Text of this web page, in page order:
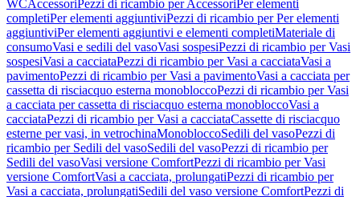
WCAccessoriPezzi di ricambio per AccessoriPer elementi
completiPer elementi aggiuntiviPezzi di ricambio per Per elementi
aggiuntiviPer elementi aggiuntivi e elementi completiMateriale di
consumoVasi e sedili del vasoVasi sospesiPezzi di ricambio per Vasi
sospesiVasi a cacciataPezzi di ricambio per Vasi a cacciataVasi a
pavimentoPezzi di ricambio per Vasi a pavimentoVasi a cacciata per
cassetta di risciacquo esterna monobloccoPezzi di ricambio per Vasi
a cacciata per cassetta di risciacquo esterna monobloccoVasi a
cacciataPezzi di ricambio per Vasi a cacciataCassette di risciacquo
esterne per vasi, in vetrochinaMonobloccoSedili del vasoPezzi di
ricambio per Sedili del vasoSedili del vasoPezzi di ricambio per
Sedili del vasoVasi versione ComfortPezzi di ricambio per Vasi
versione ComfortVasi a cacciata, prolungatiPezzi di ricambio per
Vasi a cacciata, prolungatiSedili del vaso versione ComfortPezzi di